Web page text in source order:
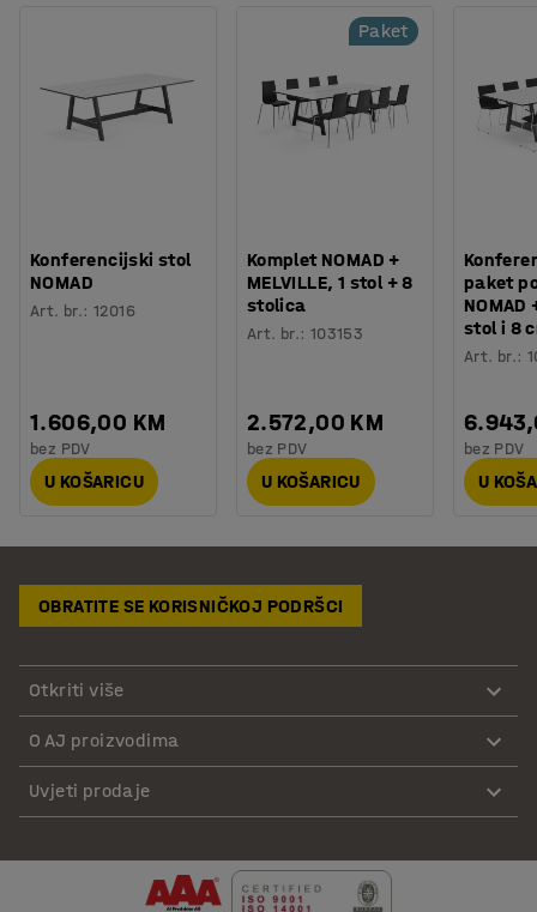
Konferencijski stol
NOMAD
Art. br.:12016
1.606,00 KM
bez PDV
U KOŠARICU
Paket
Komplet NOMAD +
MELVILLE, 1 stol + 8
stolica
Art. br.: 103153
2.572,00 KM
bez PDV
U KOŠARICU
paket
NOMAD
stol i 8
Art. br.:
bez PDV
U
OBRATITE SE KORISNIČKOJ PODRŠCI
Otkriti više
O AJ proizvodima
Uvjeti prodaje